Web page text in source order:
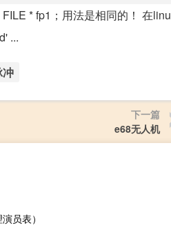
* fp1；用法是相同的！ 在linu
...
冲
下一篇
e68无人机
员表）